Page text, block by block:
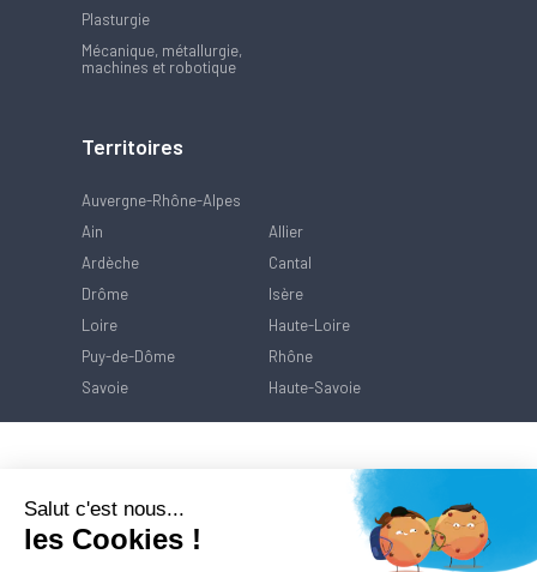
Plasturgie
Mécanique, métallurgie,
machines et robotique
Territoires
Auvergne-Rhône-Alpes
Ain
Allier
Ardèche
Cantal
Drôme
Isère
Loire
Haute-Loire
Puy-de-Dôme
Rhône
Savoie
Haute-Savoie
Salut c'est nous...
les Cookies !